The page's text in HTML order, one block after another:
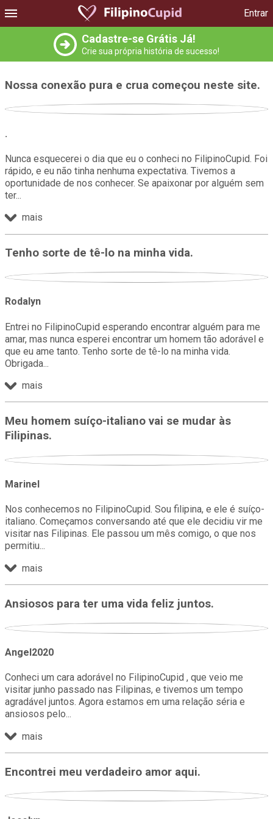
Entrar
Cadastre-se Grátis Já!
Crie sua própria história de sucesso!
Nossa conexão pura e crua começou neste site.
.
Nunca esquecerei o dia que eu o conheci no FilipinoCupid. Foi
rápido, e eu não tinha nenhuma expectativa. Tivemos a
oportunidade de nos conhecer. Se apaixonar por alguém sem
ter
mais
Tenho sorte de tê-lo na minha vida.
Rodalyn
Entrei no FilipinoCupid esperando encontrar alguém para me
amar, mas nunca esperei encontrar um homem tão adorável e
que eu ame tanto. Tenho sorte de tê-lo na minha vida.
Obrigada
mais
Meu homem suíço-italiano vai se mudar às
Filipinas.
Marinel
Nos conhecemos no FilipinoCupid. Sou filipina, e ele é suíço-
italiano. Começamos conversando até que ele decidiu vir me
visitar nas Filipinas. Ele passou um mês comigo, o que nos
permitiu
mais
Ansiosos para ter uma vida feliz juntos.
Angel2020
Conheci um cara adorável no FilipinoCupid , que veio me
visitar junho passado nas Filipinas, e tivemos um tempo
agradável juntos. Agora estamos em uma relação séria e
ansiosos pelo
mais
Encontrei meu verdadeiro amor aqui.